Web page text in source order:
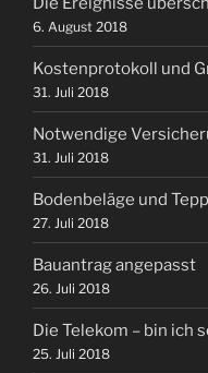
6. August 2018
Kostenprotokoll und
31. Juli 2018
Notwendige
31. Juli 2018
Bodenbeläge und
27. Juli 2018
Bauantrag angepasst
26. Juli 2018
Die Telekom – bin ich
25. Juli 2018